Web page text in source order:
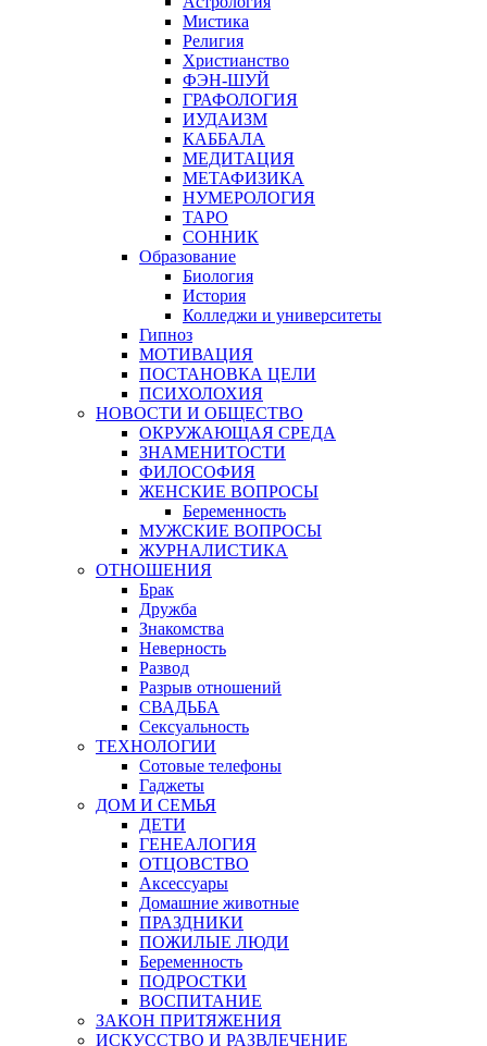
Мистика
Религия
Христианство
ФЭН-ШУЙ
ГРАФОЛОГИЯ
ИУДАИЗМ
КАББАЛА
МЕДИТАЦИЯ
МЕТАФИЗИКА
НУМЕРОЛОГИЯ
ТАРО
СОННИК
Образование
Биология
История
Колледжи и университеты
Гипноз
МОТИВАЦИЯ
ПОСТАНОВКА ЦЕЛИ
ПСИХОЛОХИЯ
НОВОСТИ И ОБЩЕСТВО
ОКРУЖАЮЩАЯ СРЕДА
ЗНАМЕНИТОСТИ
ФИЛОСОФИЯ
ЖЕНСКИЕ ВОПРОСЫ
Беременность
МУЖСКИЕ ВОПРОСЫ
ЖУРНАЛИСТИКА
ОТНОШЕНИЯ
Брак
Дружба
Знакомства
Неверность
Развод
Разрыв отношений
СВАДЬБА
Сексуальность
ТЕХНОЛОГИИ
Сотовые телефоны
Гаджеты
ДОМ И СЕМЬЯ
ДЕТИ
ГЕНЕАЛОГИЯ
ОТЦОВСТВО
Аксессуары
Домашние животные
ПРАЗДНИКИ
ПОЖИЛЫЕ ЛЮДИ
Беременность
ПОДРОСТКИ
ВОСПИТАНИЕ
ЗАКОН ПРИТЯЖЕНИЯ
ИСКУССТВО И РАЗВЛЕЧЕНИЕ